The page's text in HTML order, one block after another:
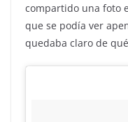
compartido una foto
que se podía ver
quedaba claro de